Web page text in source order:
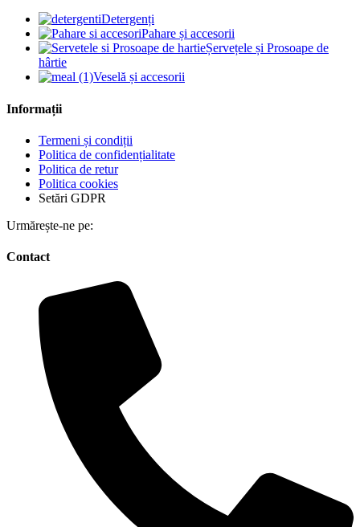
Detergenți
Pahare și accesorii
Șervețele și Prosoape de
hârtie
Veselă și accesorii
Informații
Termeni și condiții
Politica de confidențialitate
Politica de retur
Politica cookies
Setări GDPR
Urmărește-ne pe:
Contact